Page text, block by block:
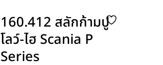
160.412 สลักก้ามปู
โลว์-ไฮ Scania P
Series